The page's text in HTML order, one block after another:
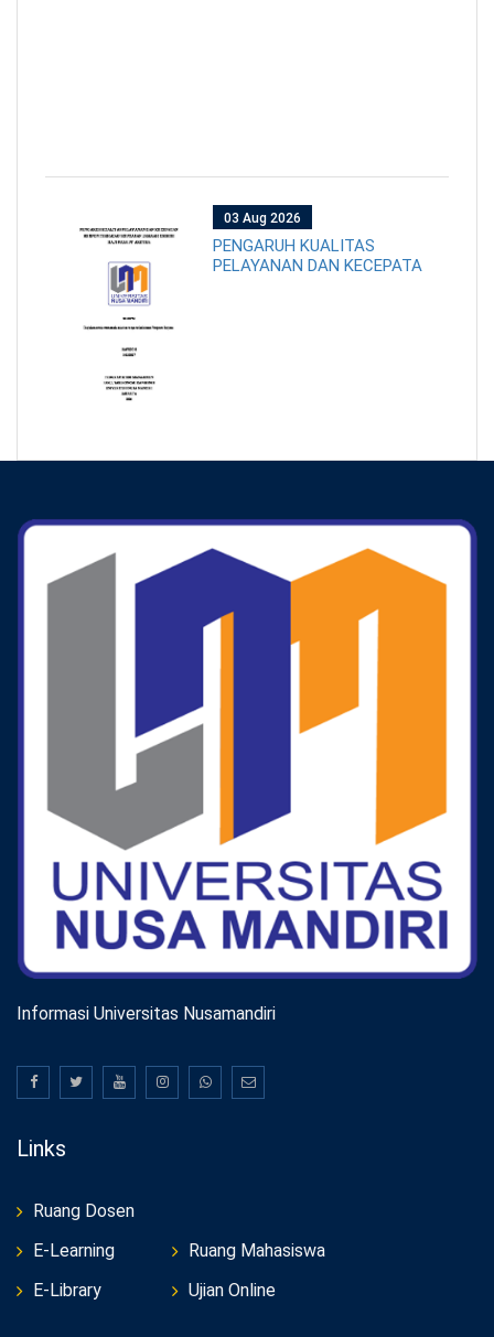
03 Aug 2026
PENGARUH KUALITAS
PELAYANAN DAN KECEPATA
Informasi Universitas Nusamandiri
Links
Ruang Dosen
E-Learning
E-Library
Ruang Mahasiswa
Ujian Online